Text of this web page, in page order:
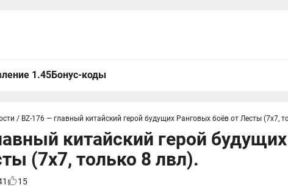
1.45Бонус-коды
/ BZ-176 — главный китайский герой будущих Ранговых боёв от Лесты (7x7,
китайский герой
(7x7, только 8 лвл).
15